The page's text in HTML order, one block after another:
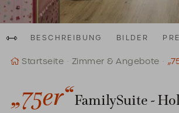
BESCHREIBUNG BILDER
Startseite Zimmer & Angebote
„75er“FamilySuite -